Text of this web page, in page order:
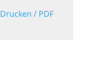
Drucken / PDF